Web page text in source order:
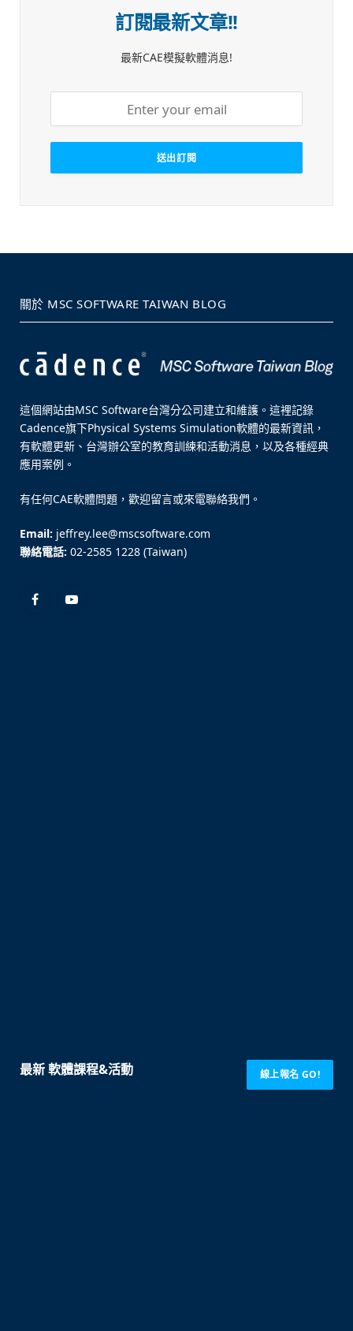
訂閱最新文章!!
最新CAE模擬軟體消息!
關於 MSC SOFTWARE TAIWAN BLOG
這個網站由MSC Software台灣分公司建立和維護。這裡記錄
Cadence旗下Physical Systems Simulation軟體的最新資訊，
有軟體更新、台灣辦公室的教育訓練和活動消息，以及各種經典
應用案例。
有任何CAE軟體問題，歡迎留言或來電聯絡我們。
Email: jeffrey.lee@mscsoftware.com
聯絡電話: 02-2585 1228 (Taiwan)
FacebookYouTube
最新 軟體課程&活動 線上報名 GO!